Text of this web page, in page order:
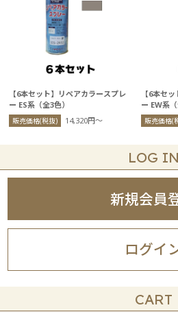
【6本セット】リペアカラースプレ
ー ES系（全3色）
販売価格(税抜) 14,320円〜
【6本セ
ー EW系（
販売価格(
LOG IN
ログイ
新規会員
CART